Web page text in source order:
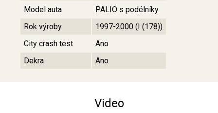
Model auta
PALIO s podélníky
Rok výroby
1997-2000 (I (178))
City crash test
Ano
Dekra
Ano
Video